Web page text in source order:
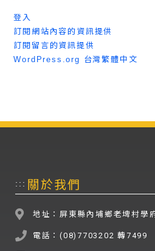
登入
訂閱網站內容的資訊提供
訂閱留言的資訊提供
WordPress.org 台灣繁體中文
::: 關於我們
地址：屏東縣內埔鄉老埤村學
電話：(08)7703202 轉7499